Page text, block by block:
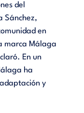
del
Sánchez,
en
marca Málaga
En un
ha
y